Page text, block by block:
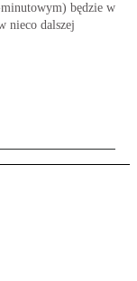
będzie w
nieco dalszej